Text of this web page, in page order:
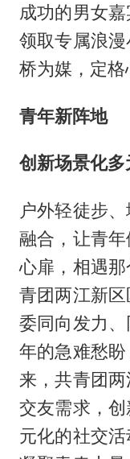
成功的男女
领取专属浪
桥为媒，定格
青年新阵地
创新场景化
户外轻徒步
融合，让青
心扉，相遇
青团两江新
委同向发力
年的急难愁
来，共青团
交友需求，
元化的社交活